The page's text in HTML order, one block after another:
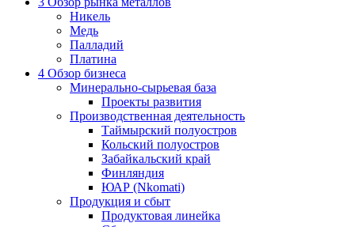
Никель
Медь
Палладий
Платина
4 Обзор бизнеса
Минерально-сырьевая база
Проекты развития
Производственная деятельность
Таймырский полуостров
Кольский полуостров
Забайкальский край
Финляндия
ЮАР (Nkomati)
Продукция и сбыт
Продуктовая линейка